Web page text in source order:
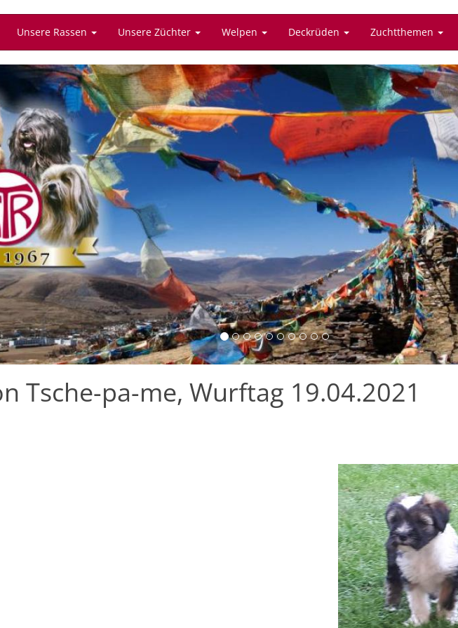
Unsere Rassen Unsere Züchter Welpen Deckrüden Zuchtthemen
Tsche-pa-me, Wurftag 19.04.2021